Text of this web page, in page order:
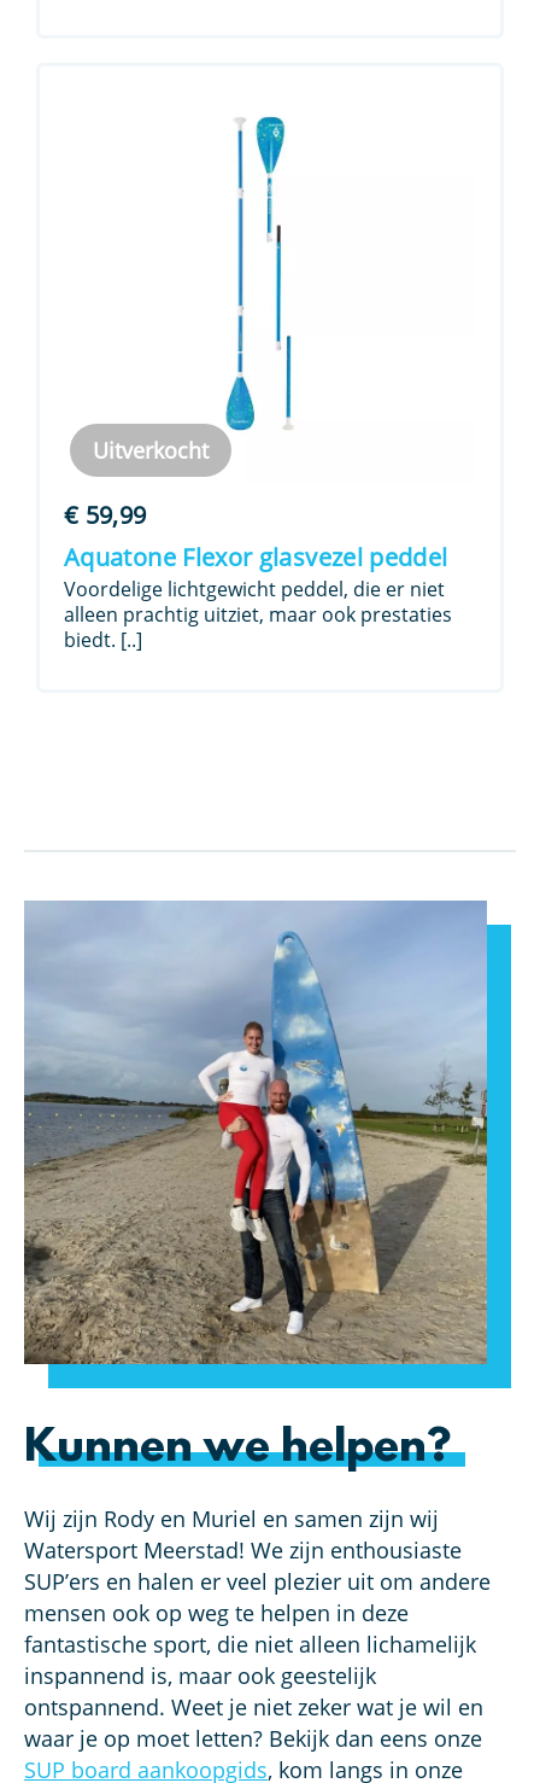
Uitverkocht
€59,99
Aquatone Flexor glasvezel peddel
Voordelige lichtgewicht peddel, die er niet
alleen prachtig uitziet, maar ook prestaties
biedt. [..]
Kunnen we helpen?
Wij zijn Rody en Muriel en samen zijn wij
Watersport Meerstad! We zijn enthousiaste
SUP’ers en halen er veel plezier uit om andere
mensen ook op weg te helpen in deze
fantastische sport, die niet alleen lichamelijk
inspannend is, maar ook geestelijk
ontspannend. Weet je niet zeker wat je wil en
waar je op moet letten? Bekijk dan eens onze
SUP board aankoopgids, kom langs in onze